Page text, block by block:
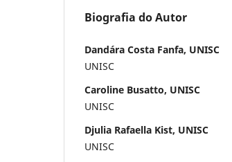
Biografia do Autor
Dandára Costa Fanfa, UNISC
UNISC
Caroline Busatto, UNISC
UNISC
Djulia Rafaella Kist, UNISC
UNISC